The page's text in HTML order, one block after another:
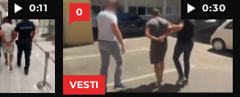
0:11 0:30
0
VESTI